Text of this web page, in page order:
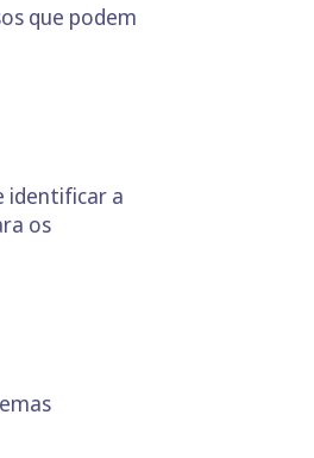
que podem
identificar a
os